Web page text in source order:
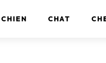
CHIEN CHAT